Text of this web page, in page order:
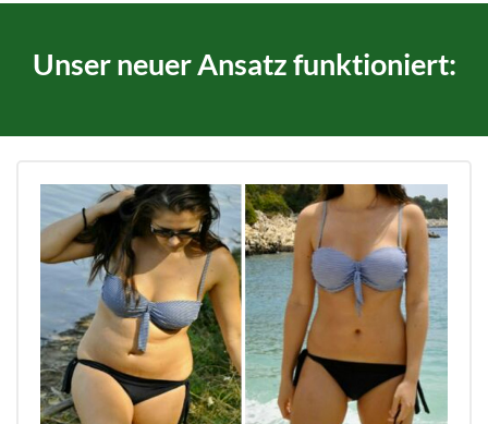
Unser neuer Ansatz funktioniert: